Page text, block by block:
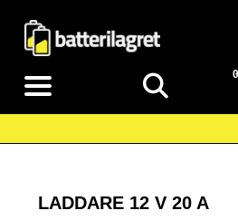
0
LADDARE 12 V 20 A